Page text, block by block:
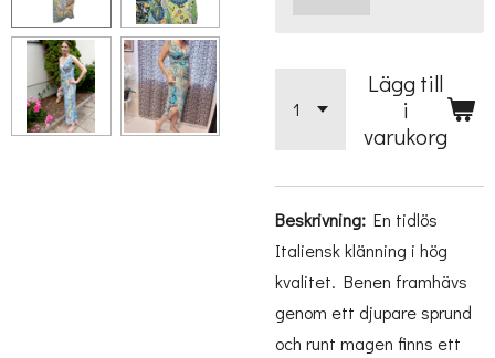
Lägg till
i
varukorg
Beskrivning: En tidlös
Italiensk klänning i hög
kvalitet. Benen framhävs
genom ett djupare sprund
och runt magen finns ett